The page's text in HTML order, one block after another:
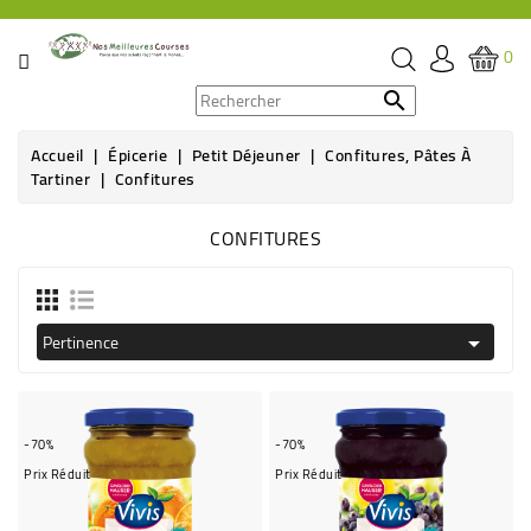
CATÉGORIE
ÉPICERIE
BOISSON
HYGIÈNE
SANTÉ
BIEN-
0

Accueil Épicerie Petit Déjeuner Confitures, Pâtes À
Tartiner Confitures
CONFITURES
Pertinence 
-70%
Prix Réduit
-70%
Prix Réduit